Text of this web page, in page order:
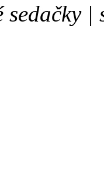
sedačky |